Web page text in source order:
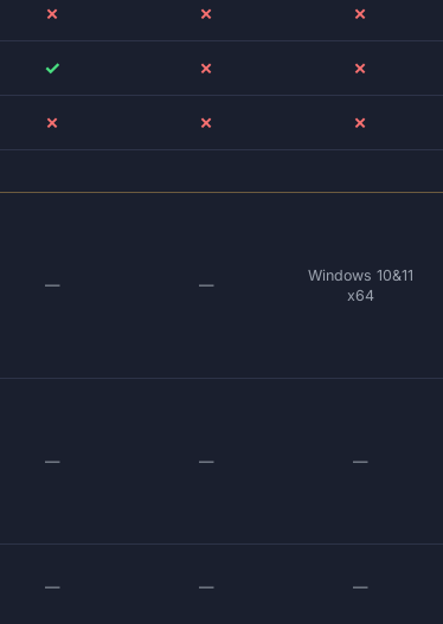
✗ ✗ ✗
✓ ✗ ✗
✗ ✗ ✗
— —
Windows 10&11
x64
— — —
— — —